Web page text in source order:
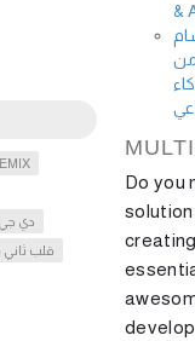
دي
قلب
&
من
Do you